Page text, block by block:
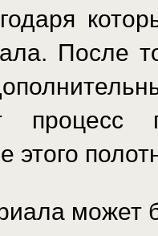
После
процесс
этого
может